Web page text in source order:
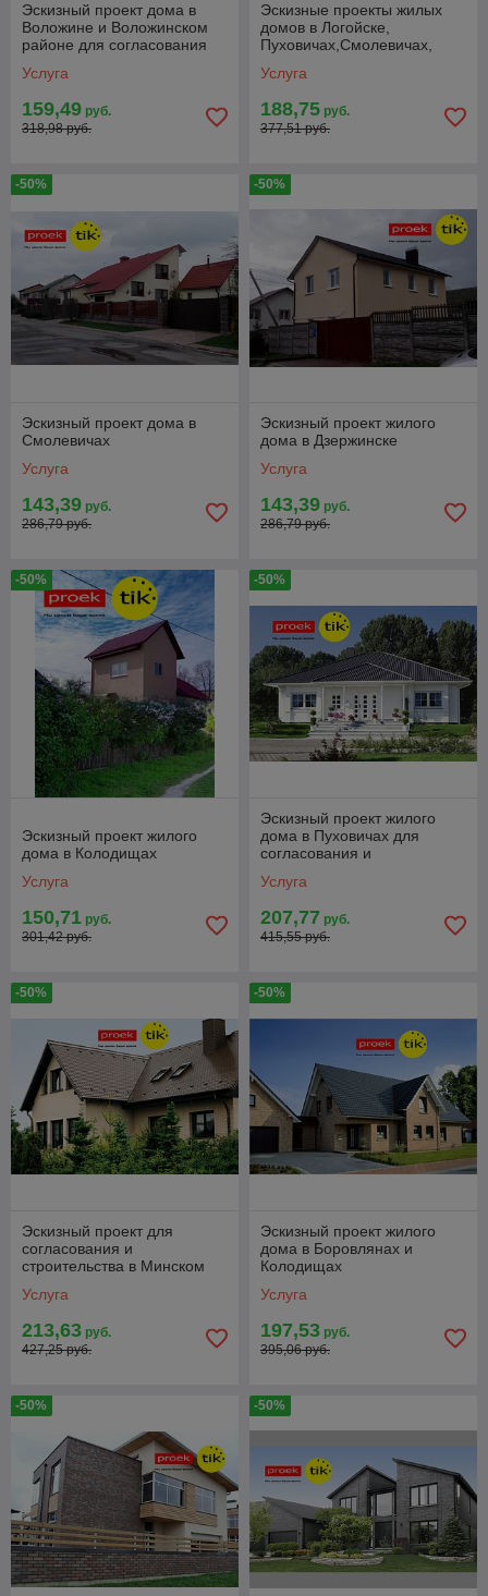
Эскизный проект дома в
Воложине и Воложинском
районе для согласования
Услуга
159,49 руб.
318,98 руб.
Эскизные проекты жилых
домов в Логойске,
Пуховичах,Смолевичах,
Услуга
188,75 руб.
377,51 руб.
-50%
Эскизный проект дома в
Смолевичах
Услуга
143,39 руб.
286,79 руб.
-50%
Эскизный проект жилого
дома в Дзержинске
Услуга
143,39 руб.
286,79 руб.
-50%
Эскизный проект жилого
дома в Колодищах
Услуга
150,71 руб.
301,42 руб.
-50%
Эскизный проект жилого
дома в Пуховичах для
согласования и
Услуга
207,77 руб.
415,55 руб.
-50%
Эскизный проект для
согласования и
строительства в Минском
Услуга
213,63 руб.
427,25 руб.
-50%
Эскизный проект жилого
дома в Боровлянах и
Колодищах
Услуга
197,53 руб.
395,06 руб.
-50% -50%